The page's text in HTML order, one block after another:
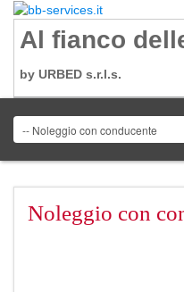
Al fianco
by URBED s.r.l.s.
Noleggio con